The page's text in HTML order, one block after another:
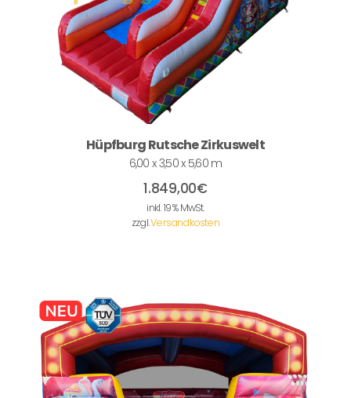
Hüpfburg Rutsche Zirkuswelt
6,00 x 3,50 x 5,60 m
1.849,00€
inkl. 19 % MwSt.
zzgl.Versandkosten